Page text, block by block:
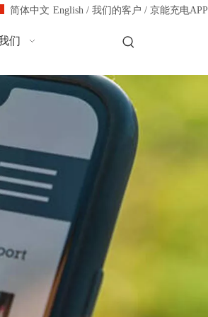
简体中文 English / 我们的客户 / 京能充电APP
们